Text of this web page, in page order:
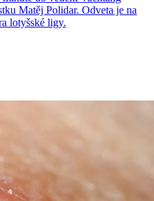
Matěj Polidar. Odveta je na
lotyšské ligy.